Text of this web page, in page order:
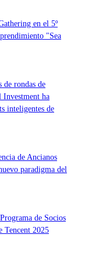
en el 5º
"Sea
de rondas de
ha
inteligentes de
de Ancianos
paradigma del
de Socios
Tencent 2025